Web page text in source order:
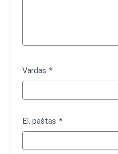
Vardas
El. paštas